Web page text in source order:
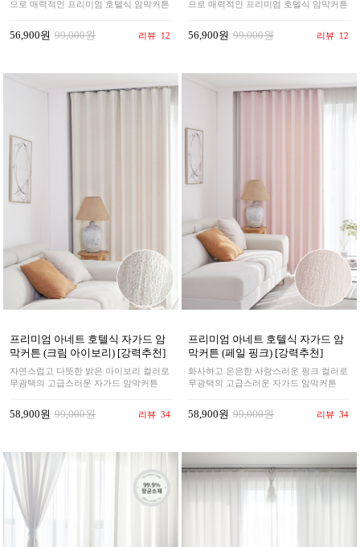
으로 매력적인 프리미엄 호텔식 암막커튼
56,900원 99,000원 리뷰 12
으로 매력적인 프리미엄 호텔식 암막커튼
56,900원 99,000원 리뷰 12
프리미엄 아네트 호텔식 자가드 암
막커튼 (크림 아이보리) [강력추천]
자연스럽고 다뜻한 밝은 아이보리 컬러로
무광택의 고급스러운 자가드 암막커튼
58,900원 99,000원 리뷰 34
프리미엄 아네트 호텔식 자가드 암
막커튼 (페일 핑크) [강력추천]
화사하고 은은한 사랑스러운 핑크 컬러로
무광택의 고급스러운 자가드 암막커튼
58,900원 99,000원 리뷰 34